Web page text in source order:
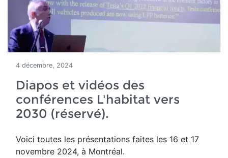
4 décembre, 2024
Diapos et vidéos des
conférences L'habitat vers
2030 (réservé).
Voici toutes les présentations faites les 16 et 17
novembre 2024, à Montréal.